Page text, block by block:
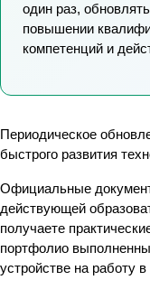
один раз,
повышении
компетенций и
Периодическое
быстрого развития
Официальные
действующей
получаете
портфолио
устройстве на работу